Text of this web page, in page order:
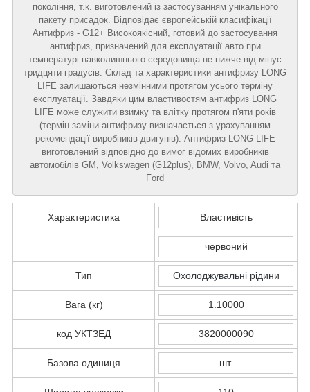
покоління, т.к. виготовлений із застосуванням унікального
пакету присадок. Відповідає європейській класифікації
Антифриз - G12+ Високоякісний, готовий до застосування
антифриз, призначений для експлуатації авто при
температурі навколишнього середовища не нижче від мінус
тридцяти градусів. Склад та характеристики антифризу LONG
LIFE залишаються незмінними протягом усього терміну
експлуатації. Завдяки цим властивостям антифриз LONG
LIFE може служити взимку та влітку протягом п'яти років
(термін заміни антифризу визначається з урахуванням
рекомендації виробників двигунів). Антифриз LONG LIFE
виготовлений відповідно до вимог відомих виробників
автомобілів GM, Volkswagen (G12plus), BMW, Volvo, Audi та
Ford
Характеристика Властивість
червоний
Тип Охолоджувальні рідини
Вага (кг) 1.10000
код УКТЗЕД 3820000090
Базова одиниця шт.